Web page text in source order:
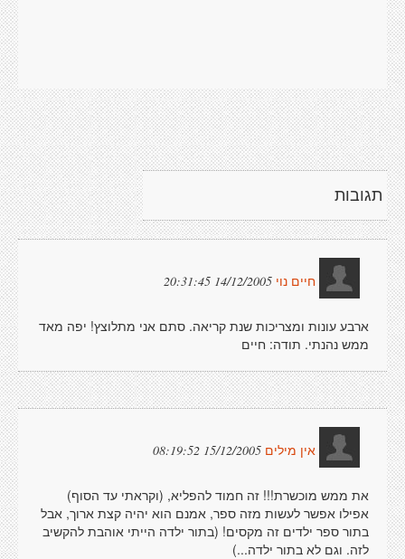
תגובות
חיים נוי 14/12/2005 20:31:45
ארבע עונות ומצריכות שנת קריאה. סתם אני מתלוצץ! יפה מאד
ממש נהנתי. תודה: חיים
אין מילים 15/12/2005 08:19:52
את ממש מוכשרת!!! זה חמוד להפליא, (וקראתי עד הסוף)
אפילו אפשר לעשות מזה ספר, אמנם הוא יהיה קצת ארוך, אבל
בתור ספר ילדים זה מקסים! (בתור ילדה הייתי אוהבת להקשיב
לזה. וגם לא בתור ילדה...)